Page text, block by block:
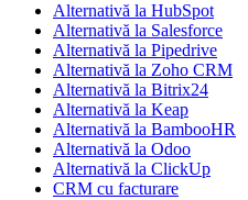
Alternativă la HubSpot
Alternativă la Salesforce
Alternativă la Pipedrive
Alternativă la Zoho CRM
Alternativă la Bitrix24
Alternativă la Keap
Alternativă la BambooHR
Alternativă la Odoo
Alternativă la ClickUp
CRM cu facturare